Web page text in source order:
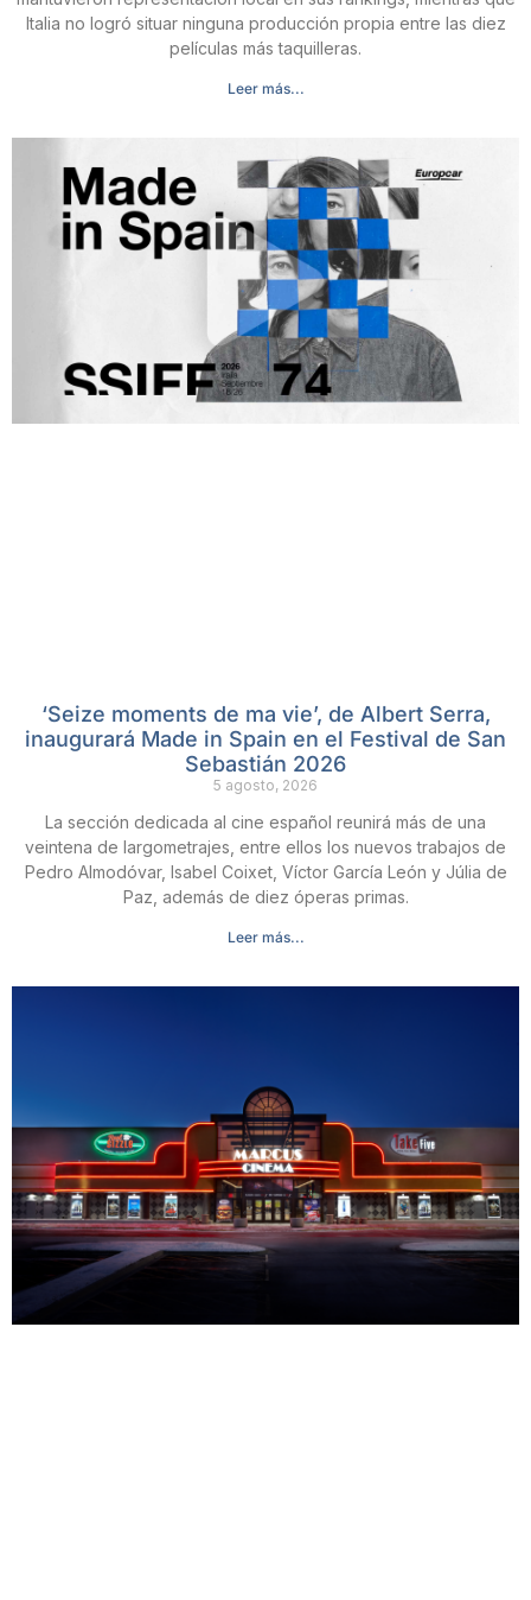
Italia no logró situar ninguna producción propia entre las diez
películas más taquilleras.
Leer más...
‘Seize moments de ma vie’, de Albert Serra,
inaugurará Made in Spain en el Festival de San
Sebastián 2026
5 agosto, 2026
La sección dedicada al cine español reunirá más de una
veintena de largometrajes, entre ellos los nuevos trabajos de
Pedro Almodóvar, Isabel Coixet, Víctor García León y Júlia de
Paz, además de diez óperas primas.
Leer más...